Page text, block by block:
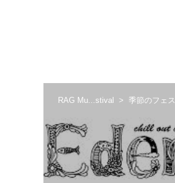
RAG Mu...stival 季節のフェス